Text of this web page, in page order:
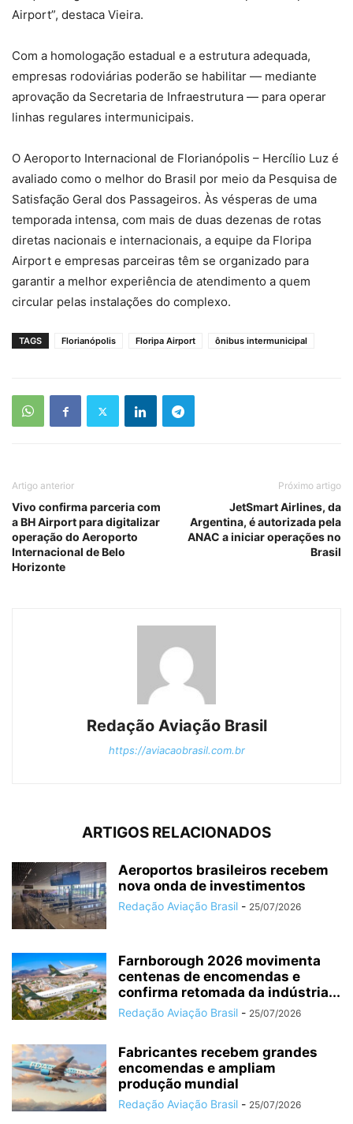
Airport”, destaca Vieira.
Com a homologação estadual e a estrutura adequada,
empresas rodoviárias poderão se habilitar — mediante
aprovação da Secretaria de Infraestrutura — para operar
linhas regulares intermunicipais.
O Aeroporto Internacional de Florianópolis – Hercílio Luz é
avaliado como o melhor do Brasil por meio da Pesquisa de
Satisfação Geral dos Passageiros. Às vésperas de uma
temporada intensa, com mais de duas dezenas de rotas
diretas nacionais e internacionais, a equipe da Floripa
Airport e empresas parceiras têm se organizado para
garantir a melhor experiência de atendimento a quem
circular pelas instalações do complexo.
TAGS Florianópolis Floripa Airport ônibus intermunicipal
Artigo anterior
Vivo confirma parceria com
a BH Airport para digitalizar
operação do Aeroporto
Internacional de Belo
Horizonte
Próximo artigo
JetSmart Airlines, da
Argentina, é autorizada pela
ANAC a iniciar operações no
Brasil
Redação Aviação Brasil
https://aviacaobrasil.com.br
ARTIGOS RELACIONADOS
Aeroportos brasileiros recebem
nova onda de investimentos
Redação Aviação Brasil - 25/07/2026
Farnborough 2026 movimenta
centenas de encomendas e
confirma retomada da indústria...
Redação Aviação Brasil - 25/07/2026
Fabricantes recebem grandes
encomendas e ampliam
produção mundial
Redação Aviação Brasil - 25/07/2026